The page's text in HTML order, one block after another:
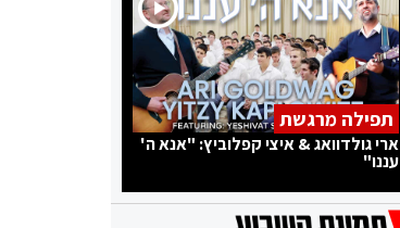
תפילה מרגשת
ארי גולדוואג & איצי קפלוביץ: "אנא ה'
עננו"